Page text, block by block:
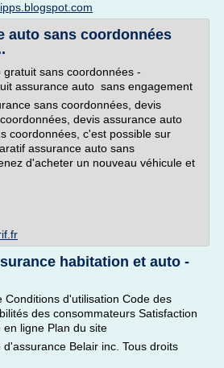
auto sans coordonnées
sans coordonnées -
assurance auto sans engagement
sans coordonnées, devis
devis assurance auto
coordonnées, c'est possible sur
assurance auto sans
d'acheter un nouveau véhicule et
habitation et auto -
Conditions d'utilisation Code des
des consommateurs Satisfaction
ligne Plan du site
Belair inc. Tous droits